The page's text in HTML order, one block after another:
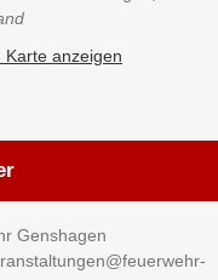
Karte anzeigen
Genshagen